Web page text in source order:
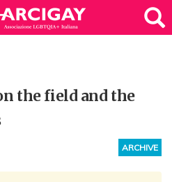
the field and the
ARCHIVE